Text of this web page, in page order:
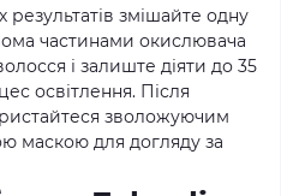
змішайте одну
частинами окислювача
і залиште діяти до 35
освітлення. Після
зволожуючим
маскою для догляду за